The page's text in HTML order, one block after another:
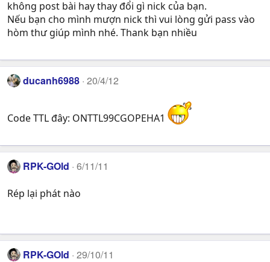
không post bài hay thay đổi gì nick của bạn.
Nếu bạn cho mình mượn nick thì vui lòng gửi pass vào
hòm thư giúp mình nhé. Thank bạn nhiều
ducanh6988 20/4/12
Code TTL đây: ONTTL99CGOPEHA1
RPK-GOld 6/11/11
Rép lại phát nào
RPK-GOld 29/10/11